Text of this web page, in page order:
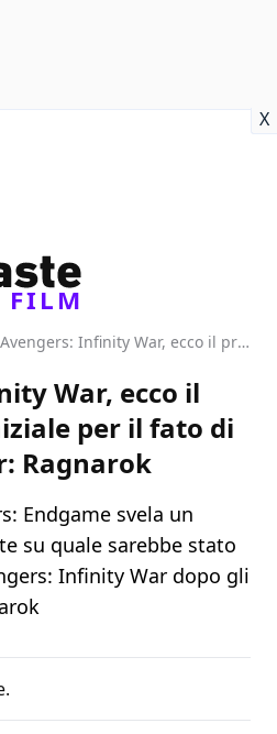
X
FILM
Avengers: Infinity War, ecco il programma iniziale per il fato di Loki dopo Thor: Ragnarok
War, ecco il
per il fato di
Ragnarok
Endgame svela un
su quale sarebbe stato
Infinity War dopo gli